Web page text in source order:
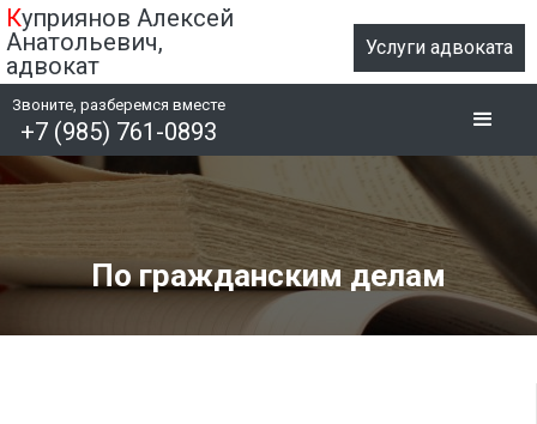
Куприянов Алексей
Анатольевич,
адвокат
Услуги адвоката
Звоните, разберемся вместе
+7 (985) 761-0893
По гражданским делам